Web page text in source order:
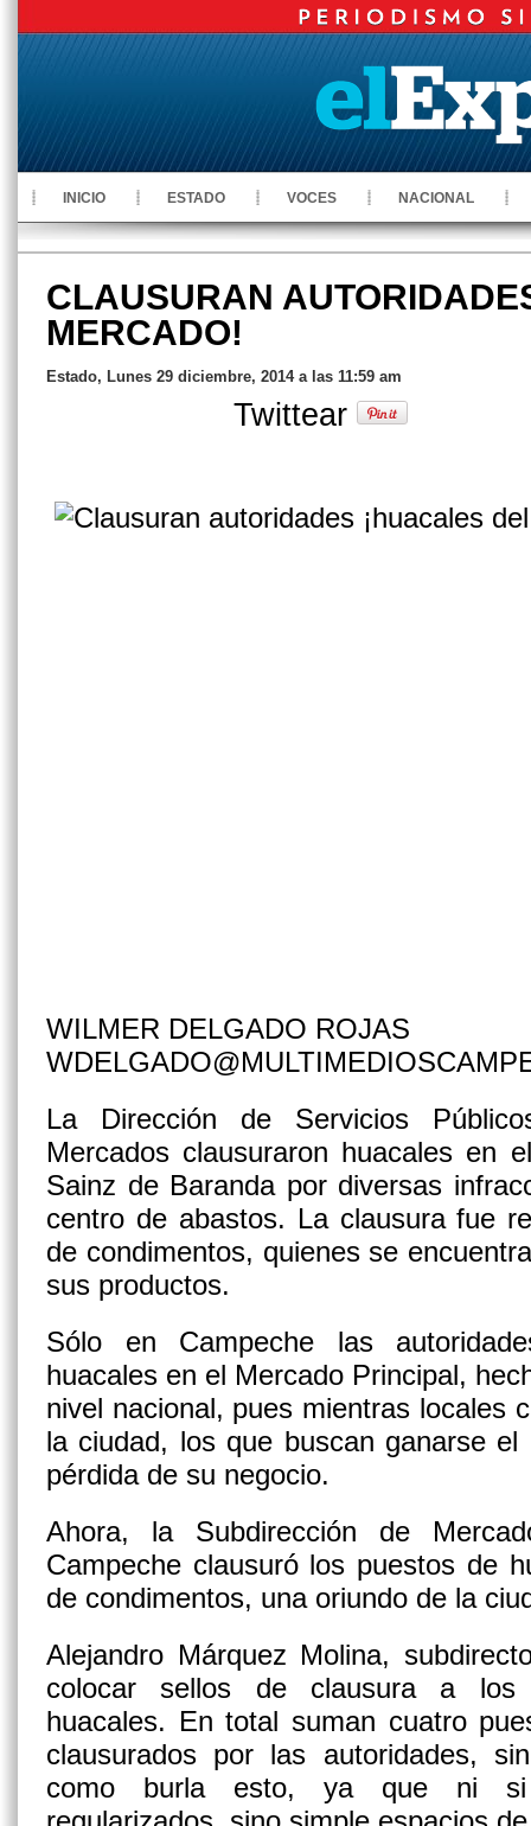
INICIO ESTADO VOCES NACIONAL
CLAUSURAN
MERCADO!
Estado, Lunes 29 diciembre, 2014 a las 11:59 am
Twittear
WILMER DELGADO ROJAS
La Dirección de Servicios
Mercados clausuraron huacales en
Sainz de Baranda por diversas
centro de abastos. La clausura fue
de condimentos, quienes se
sus productos.
Sólo en Campeche las
huacales en el Mercado Principal,
nivel nacional, pues mientras locales
la ciudad, los que buscan ganarse
pérdida de su negocio.
Ahora, la Subdirección de
Campeche clausuró los puestos de
de condimentos, una oriundo de la
Alejandro Márquez Molina,
colocar sellos de clausura a los
huacales. En total suman cuatro
clausurados por las autoridades,
como burla esto, ya que ni si